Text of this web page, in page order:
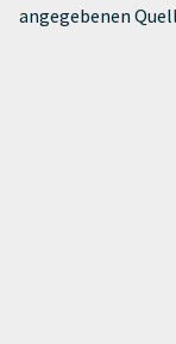
angegebenen